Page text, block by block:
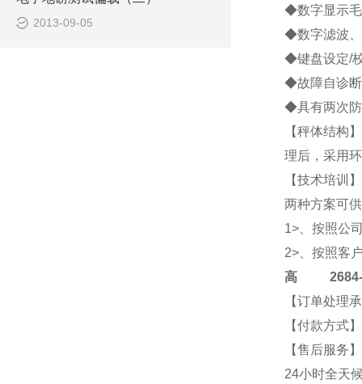
2013-09-05
◆数字显示毛
◆数字滤波、
◆键盘设定/
◆故障自诊断
◆具有两次防
【秤体结构
理后，采用
【技术培训
两种方案可
1>、按照公
2>、按照客
高2684-
【订单处理
【付款方式
【售后服务
24小时全天